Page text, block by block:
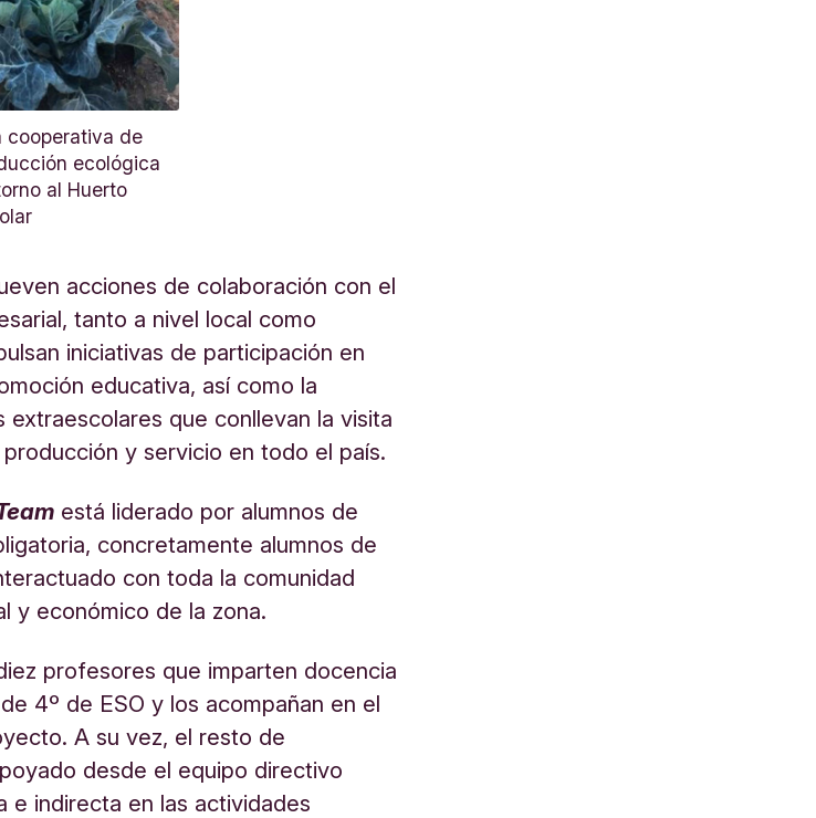
cooperativa de
ecológica
al Huerto
acciones de colaboración con el
tanto a nivel local como
iniciativas de participación en
educativa, así como la
extraescolares que conllevan la visita
y servicio en todo el país.
está liderado por alumnos de
concretamente alumnos de
con toda la comunidad
y económico de la zona.
profesores que imparten docencia
4º de ESO y los acompañan en el
A su vez, el resto de
desde el equipo directivo
e indirecta en las actividades